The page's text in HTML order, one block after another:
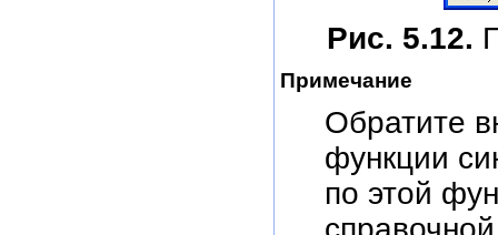
Рис. 5.12.
Примечание
Обратите
функции
по этой